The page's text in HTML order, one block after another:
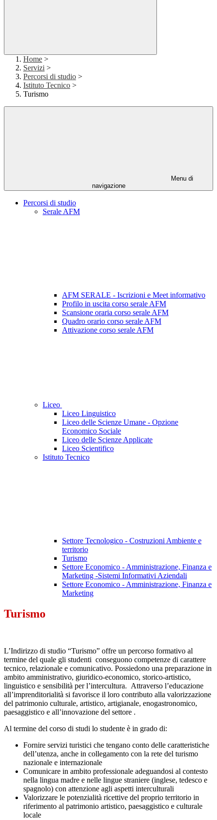
Home >
Servizi >
Percorsi di studio >
Istituto Tecnico >
Turismo
Menu di
navigazione
Percorsi di studio
Serale AFM
AFM SERALE - Iscrizioni e Meet informativo
Profilo in uscita corso serale AFM
Scansione oraria corso serale AFM
Quadro orario corso serale AFM
Attivazione corso serale AFM
Liceo
Liceo Linguistico
Liceo delle Scienze Umane - Opzione
Economico Sociale
Liceo delle Scienze Applicate
Liceo Scientifico
Istituto Tecnico
Settore Tecnologico - Costruzioni Ambiente e
territorio
Turismo
Settore Economico - Amministrazione, Finanza e
Marketing -Sistemi Informativi Aziendali
Settore Economico - Amministrazione, Finanza e
Marketing
Turismo
L’Indirizzo di studio “Turismo” offre un percorso formativo al
termine del quale gli studenti conseguono competenze di carattere
tecnico, relazionale e comunicativo. Possiedono una preparazione in
ambito amministrativo, giuridico-economico, storico-artistico,
linguistico e sensibilità per l’intercultura. Attraverso l’educazione
all’imprenditorialità si favorisce il loro contributo alla valorizzazione
del patrimonio culturale, artistico, artigianale, enogastronomico,
paesaggistico e all’innovazione del settore .
Al termine del corso di studi lo studente è in grado di:
Fornire servizi turistici che tengano conto delle caratteristiche
dell’utenza, anche in collegamento con la rete del turismo
nazionale e internazionale
Comunicare in ambito professionale adeguandosi al contesto
nella lingua madre e nelle lingue straniere (inglese, tedesco e
spagnolo) con attenzione agli aspetti interculturali
Valorizzare le potenzialità ricettive del proprio territorio in
riferimento al patrimonio artistico, paesaggistico e culturale
locale